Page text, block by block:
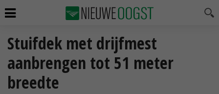
Stuifdek met drijfmest
aanbrengen tot 51 meter
breedte